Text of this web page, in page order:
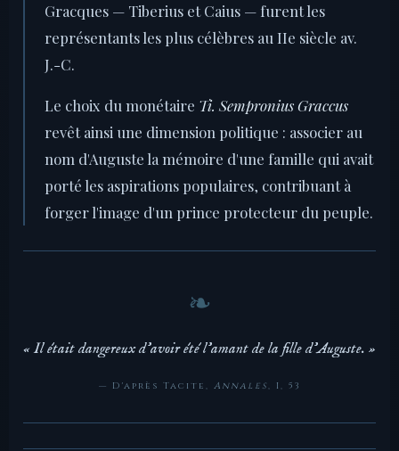
Gracques — Tiberius et Caius — furent les
représentants les plus célèbres au IIe siècle av.
J.-C.
Le choix du monétaire Ti. Sempronius Graccus
revêt ainsi une dimension politique : associer au
nom d'Auguste la mémoire d'une famille qui avait
porté les aspirations populaires, contribuant à
forger l'image d'un prince protecteur du peuple.
« Il était dangereux d'avoir été l'amant de la fille d'Auguste. »
— D'après Tacite, Annales, I, 53